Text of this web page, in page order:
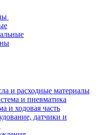
и расходные материалы
и пневматика
и ходовая часть
датчики и